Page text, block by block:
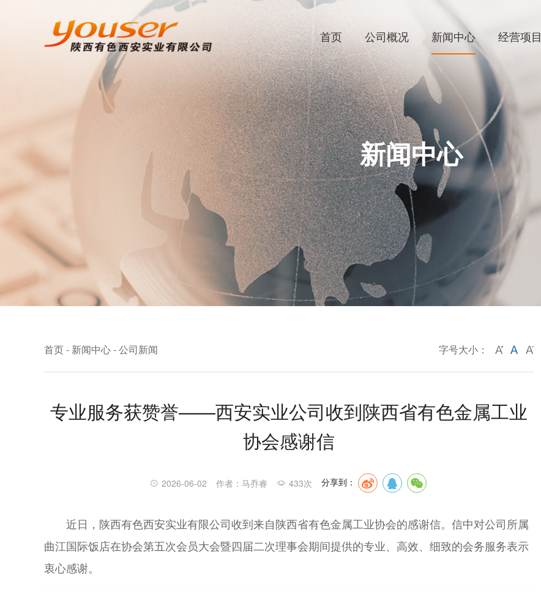
首页 公司概况 新闻中心 经营项目
新闻中心
首页 - 新闻中心 - 公司新闻 字号大小：
专业服务获赞誉——西安实业公司收到陕西省有色金属工业
协会感谢信
2026-06-02 作者：马乔睿 433次 分享到：
近日，陕西有色西安实业有限公司收到来自陕西省有色金属工业协会的感谢信。信中对公司所属
曲江国际饭店在协会第五次会员大会暨四届二次理事会期间提供的专业、高效、细致的会务服务表示
衷心感谢。